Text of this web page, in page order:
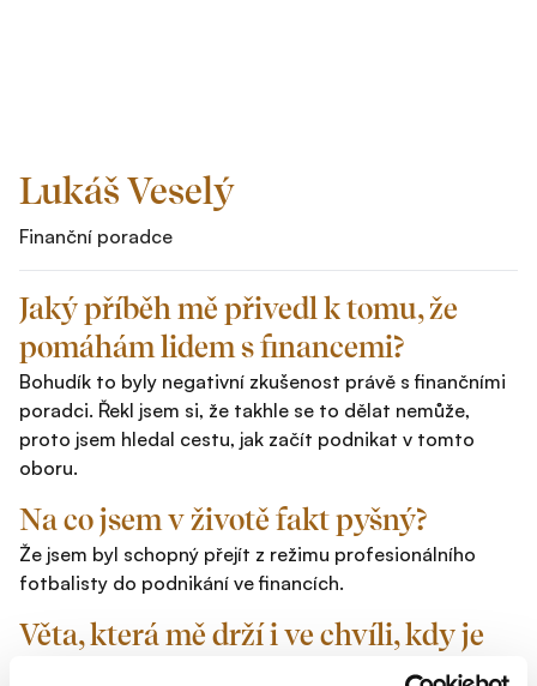
Lukáš Veselý
Finanční poradce
Jaký příběh mě přivedl k tomu, že
pomáhám lidem s financemi?
Bohudík to byly negativní zkušenost právě s finančními
poradci. Řekl jsem si, že takhle se to dělat nemůže,
proto jsem hledal cestu, jak začít podnikat v tomto
oboru.
Na co jsem v životě fakt pyšný?
Že jsem byl schopný přejít z režimu profesionálního
fotbalisty do podnikání ve financích.
Věta, která mě drží i ve chvíli, kdy je